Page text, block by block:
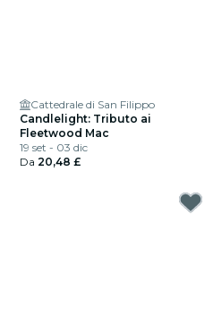
Cattedrale di San Filippo
Candlelight: Tributo ai
Fleetwood Mac
19 set - 03 dic
Da 20,48 £